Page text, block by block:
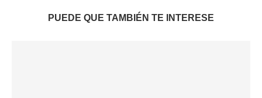
PUEDE QUE TAMBIÉN TE INTERESE